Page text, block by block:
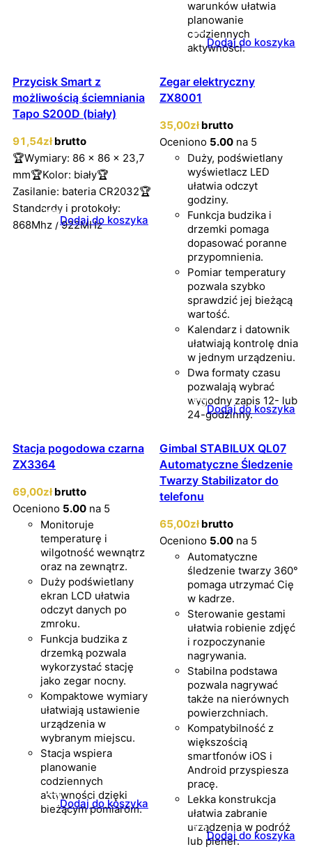
warunków ułatwia
planowanie
codziennych
aktywności.
Dodaj do koszyka
Przycisk Smart z
możliwością ściemniania
Tapo S200D (biały)
91,54zł brutto
🏆Wymiary: 86 x 86 x 23,7
mm🏆Kolor: biały🏆
Zasilanie: bateria CR2032🏆
Standardy i protokoły:
868Mhz / 922MHzDodaj do koszyka
Zegar elektryczny
ZX8001
35,00zł brutto
Oceniono 5.00 na 5
Duży, podświetlany
wyświetlacz LED
ułatwia odczyt
godziny.
Funkcja budzika i
drzemki pomaga
dopasować poranne
przypomnienia.
Pomiar temperatury
pozwala szybko
sprawdzić jej bieżącą
wartość.
Kalendarz i datownik
ułatwiają kontrolę dnia
w jednym urządzeniu.
Dwa formaty czasu
pozwalają wybrać
wygodny zapis 12- lub
24-godzinny.
Dodaj do koszyka
Stacja pogodowa czarna
ZX3364
69,00zł brutto
Oceniono 5.00 na 5
Monitoruje
temperaturę i
wilgotność wewnątrz
oraz na zewnątrz.
Duży podświetlany
ekran LCD ułatwia
odczyt danych po
zmroku.
Funkcja budzika z
drzemką pozwala
wykorzystać stację
jako zegar nocny.
Kompaktowe wymiary
ułatwiają ustawienie
urządzenia w
wybranym miejscu.
Stacja wspiera
planowanie
codziennych
aktywności dzięki
bieżącym pomiarom.
Dodaj do koszyka
Gimbal STABILUX QL07
Automatyczne Śledzenie
Twarzy Stabilizator do
telefonu
65,00zł brutto
Oceniono 5.00 na 5
Automatyczne
śledzenie twarzy 360°
pomaga utrzymać Cię
w kadrze.
Sterowanie gestami
ułatwia robienie zdjęć
i rozpoczynanie
nagrywania.
Stabilna podstawa
pozwala nagrywać
także na nierównych
powierzchniach.
Kompatybilność z
większością
smartfonów iOS i
Android przyspiesza
pracę.
Lekka konstrukcja
ułatwia zabranie
urządzenia w podróż
lub plener.
Dodaj do koszyka